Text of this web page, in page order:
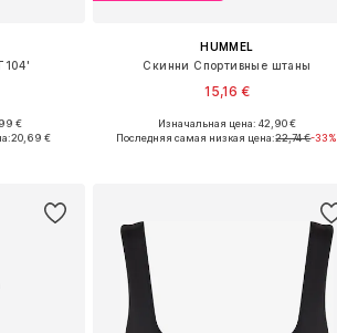
L, XL, XXL
€
20,69 €
HUMMEL
Скинни Спортивные штаны
15,16 €
Доступные размеры: S, M
Изначальная цена: 42,90 €
Последняя самая низкая цена:22,74 €-33%